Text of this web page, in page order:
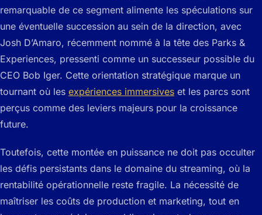
remarquable de ce segment alimente les spéculations sur
une éventuelle succession au sein de la direction, avec
Josh D’Amaro, récemment nommé à la tête des Parks &
Experiences, pressenti comme un successeur possible du
CEO Bob Iger. Cette orientation stratégique marque un
tournant où les expériences immersives et les parcs sont
perçus comme des leviers majeurs pour la croissance
future.
Toutefois, cette montée en puissance ne doit pas occulter
les défis persistants dans le domaine du streaming, où la
rentabilité opérationnelle reste fragile. La nécessité de
maîtriser les coûts de production et marketing, tout en